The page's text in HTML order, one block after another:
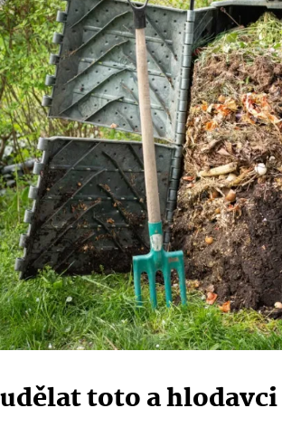
toto a